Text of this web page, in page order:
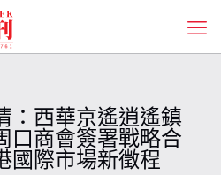
：西華京遙逍遙鎮
口商會簽署戰略合
國際市場新徵程